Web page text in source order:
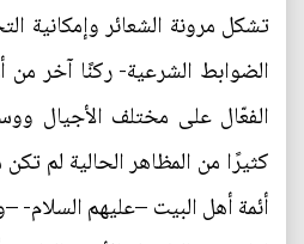
تشكل مرونة الشعائر وإمكانية
الضوابط الشرعية- ركنًا آخر من
الفعّال على مختلف الأجيال
كثيرًا من المظاهر الحالية لم
أئمة أهل البيت –عليهم